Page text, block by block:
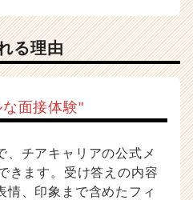
る理由
面接体験"
、チアキャリアの公式メ
きます。受け答えの内容
情、印象まで含めたフィ